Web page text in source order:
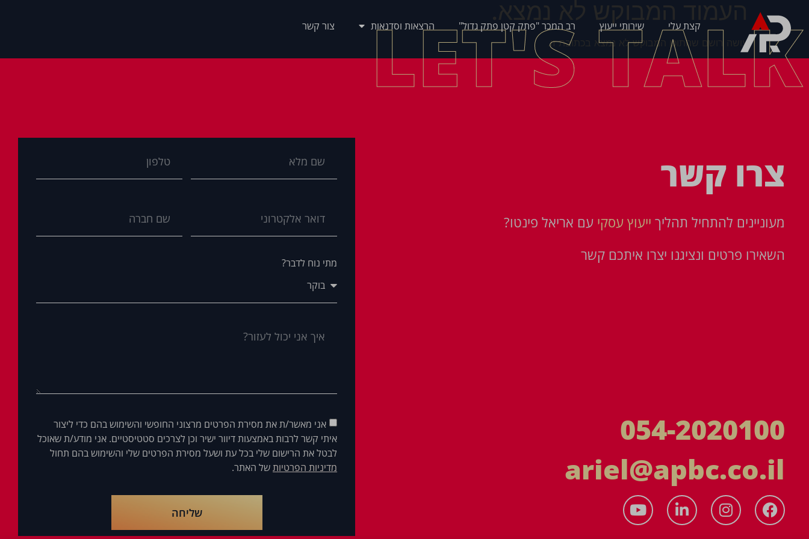
קצת עלי שירותי ייעוץ רב המכר "פתק קטן פתק גדול" הרצאות וסדנאות צור קשר
העמוד המבוקש לא נמצא.
עושה רושם שהתוכן המבוקש לא נמצא בכתובת זו.
LET'S TALK
צרו קשר
מעוניינים להתחיל תהליך ייעוץ עסקי עם אריאל פינטו?
השאירו פרטים ונציגנו יצרו איתכם קשר
054-2020100
ariel@apbc.co.il
מתי נוח לדבר?
אני מאשר/ת את מסירת הפרטים מרצוני החופשי והשימוש בהם כדי ליצור
איתי קשר לרבות באמצעות דיוור ישיר וכן לצרכים סטטיסטיים. אני מודע/ת שאוכל
לבטל את הרישום שלי בכל עת ושעל מסירת הפרטים שלי והשימוש בהם תחול
מדיניות הפרטיותשל האתר.
שליחה